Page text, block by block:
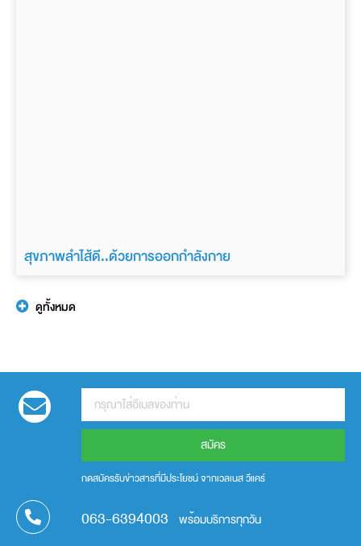
สุขภาพลำไส้ดี..ด้วยการออกกำลังกาย
ดูทั้งหมด
สมัคร
กดสมัครรับข่าวสารที่มีประโยชน์ จากเวลเนส วีแคร์
063-6394003 พร้อมบริการทุกวัน